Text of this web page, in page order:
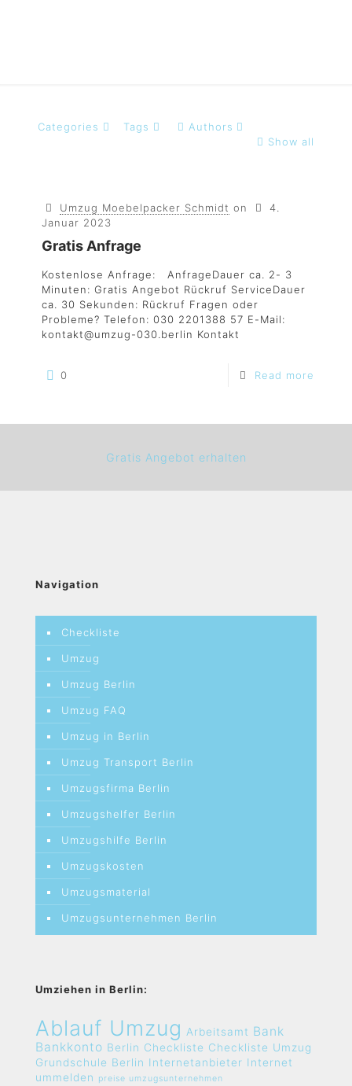
Categories Tags
Authors
Show all
Umzug Moebelpacker Schmidt on
4.
Januar 2023
Gratis Anfrage
Kostenlose Anfrage: AnfrageDauer ca. 2- 3
Minuten: Gratis Angebot Rückruf ServiceDauer
ca. 30 Sekunden: Rückruf Fragen oder
Probleme? Telefon: 030 2201388 57 E-Mail:
kontakt@umzug-030.berlin Kontakt
0 Read more
Gratis Angebot erhalten
Navigation
Checkliste
Umzug
Umzug Berlin
Umzug FAQ
Umzug in Berlin
Umzug Transport Berlin
Umzugsfirma Berlin
Umzugshelfer Berlin
Umzugshilfe Berlin
Umzugskosten
Umzugsmaterial
Umzugsunternehmen Berlin
Umziehen in Berlin:
Ablauf Umzug Arbeitsamt Bank
Bankkonto Berlin Checkliste Checkliste Umzug
Grundschule Berlin Internetanbieter Internet
ummelden
preise umzugsunternehmen